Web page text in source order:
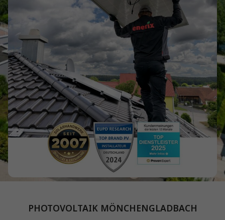
PHOTOVOLTAIK MÖNCHENGLADBACH